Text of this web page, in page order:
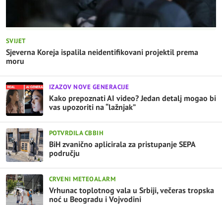
SVIJET
Sjeverna Koreja ispalila neidentifikovani projektil prema
moru
IZAZOV NOVE GENERACIJE
Kako prepoznati AI video? Jedan detalj mogao bi
vas upozoriti na “lažnjak”
POTVRDILA CBBIH
BiH zvanično aplicirala za pristupanje SEPA
području
CRVENI METEOALARM
Vrhunac toplotnog vala u Srbiji, večeras tropska
noć u Beogradu i Vojvodini